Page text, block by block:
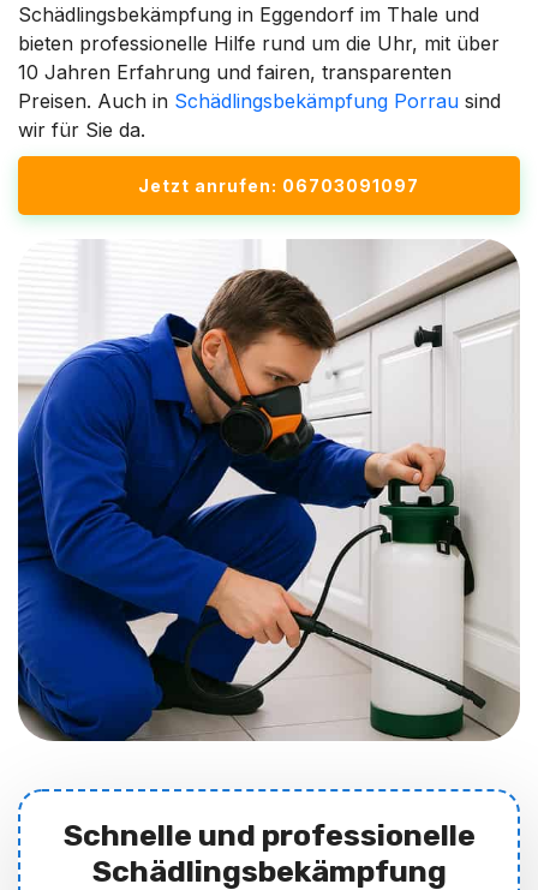
Schädlingsbekämpfung in Eggendorf im Thale und
bieten professionelle Hilfe rund um die Uhr, mit über
10 Jahren Erfahrung und fairen, transparenten
Preisen. Auch in Schädlingsbekämpfung Porrau sind
wir für Sie da.
Jetzt anrufen: 06703091097
Schnelle und professionelle
Schädlingsbekämpfung